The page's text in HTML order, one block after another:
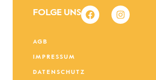
FOLGE UNS
AGB
IMPRESSUM
DATENSCHUTZ